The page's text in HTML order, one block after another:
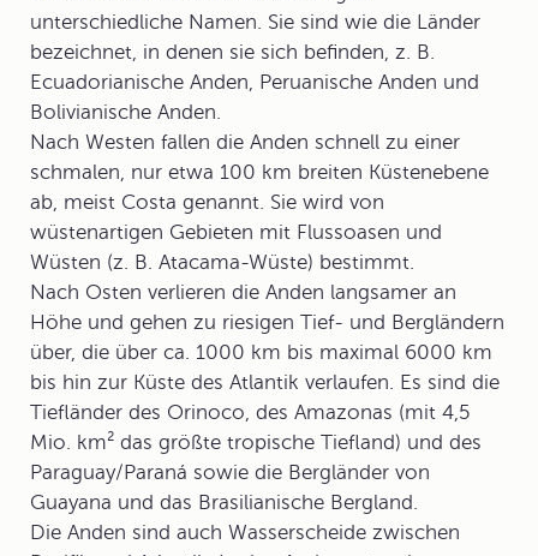
unterschiedliche Namen. Sie sind wie die Länder
bezeichnet, in denen sie sich befinden, z. B.
Ecuadorianische Anden, Peruanische Anden und
Bolivianische Anden.
Nach Westen fallen die Anden schnell zu einer
schmalen, nur etwa 100 km breiten Küstenebene
ab, meist Costa genannt. Sie wird von
wüstenartigen Gebieten mit Flussoasen und
Wüsten (z. B. Atacama-Wüste) bestimmt.
Nach Osten verlieren die Anden langsamer an
Höhe und gehen zu riesigen Tief- und Bergländern
über, die über ca. 1000 km bis maximal 6000 km
bis hin zur Küste des Atlantik verlaufen. Es sind die
Tiefländer des Orinoco, des Amazonas (mit 4,5
Mio. km² das größte tropische Tiefland) und des
Paraguay/Paraná sowie die Bergländer von
Guayana und das Brasilianische Bergland.
Die Anden sind auch Wasserscheide zwischen